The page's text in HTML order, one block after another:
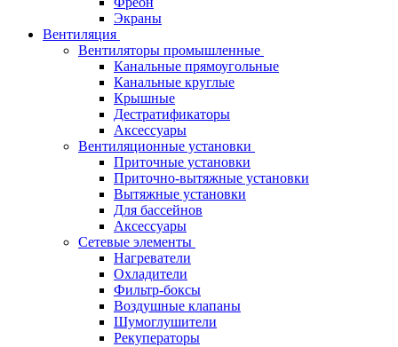
Экраны
Вентиляция
Вентиляторы промышленные
Канальные прямоугольные
Канальные круглые
Крышные
Дестратификаторы
Аксессуары
Вентиляционные установки
Приточные установки
Приточно-вытяжные установки
Вытяжные установки
Для бассейнов
Аксессуары
Сетевые элементы
Нагреватели
Охладители
Фильтр-боксы
Воздушные клапаны
Шумоглушители
Рекуператоры